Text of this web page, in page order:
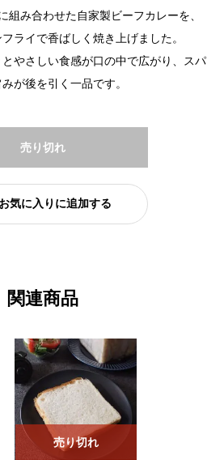
組み合わせた自家製ビーフカレーを、
ライで香ばしく焼き上げました。
やさしい食感が口の中で広がり、スパ
が後を引く一品です。
売り切れ
お気に入りに追加する
関連商品
売り切れ